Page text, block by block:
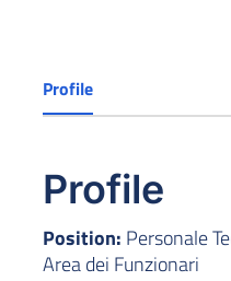
Profile
Profile
Position: Personale
Area dei Funzionari